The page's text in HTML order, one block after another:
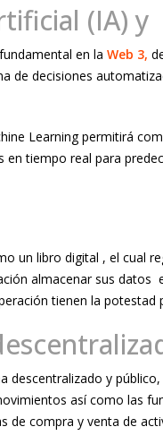
(IA) y
en la Web 3,
de decisiones
Learning permitirá
en tiempo real para
un libro digital , el cual
almacenar sus datos
tienen la potestad
descentralizado y
así como las
compra y venta de